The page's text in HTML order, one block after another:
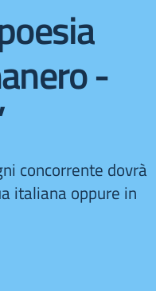
-
concorrente dovrà
italiana oppure in